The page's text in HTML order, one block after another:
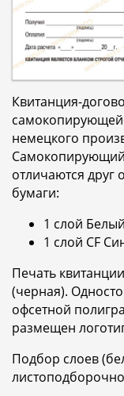
Квитанция-
немецкого
отличаются друг
бумаги:
1 слой
1 слой CF
Печать
(черная).
офсетной
размещен
Подбор слоев